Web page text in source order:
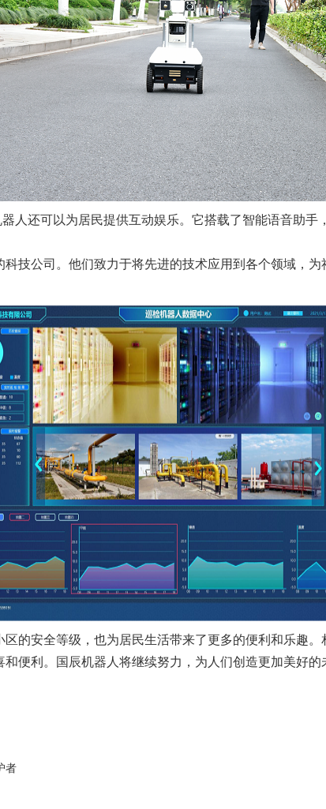
人还可以为居民提供互动娱乐。它搭载了智能语音助
技公司。他们致力于将先进的技术应用到各个领域，
的安全等级，也为居民生活带来了更多的便利和乐趣
便利。国辰机器人将继续努力，为人们创造更加美好的
者